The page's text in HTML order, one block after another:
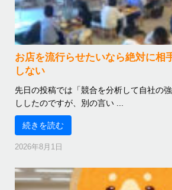
お店を流行らせたいなら絶対に相
しない
先日の投稿では「競合を分析して自社の
ししたのですが、別の言い ...
続きを読む
2026年8月1日